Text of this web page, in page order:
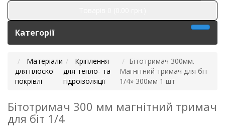
Категорії
Матеріали
для плоскої
покрівлі
Кріплення
для тепло- та
гідроізоляції
Бітотримач 300мм.
Магнітний тримач для біт
1/4» 300мм 1 шт
Бітотримач 300 мм магнітний тримач
для біт 1/4